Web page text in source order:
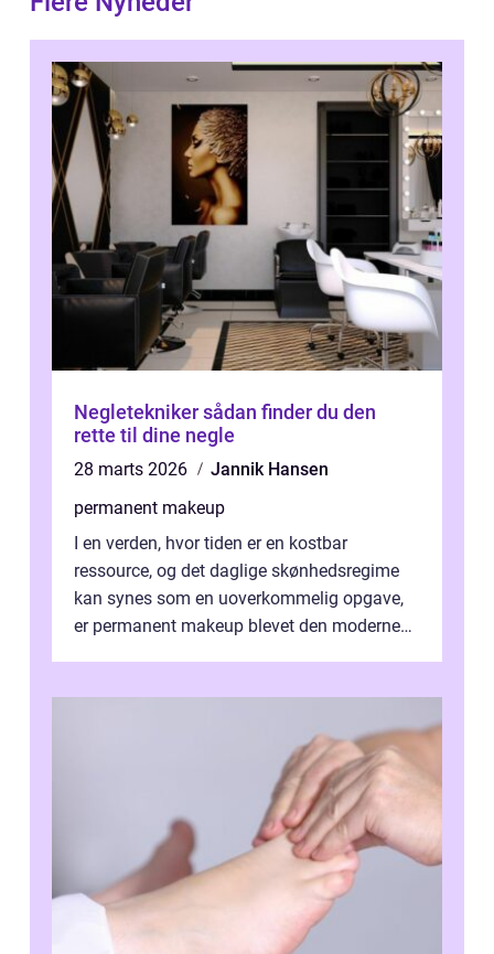
Negletekniker sådan finder du den
rette til dine negle
28 marts 2026
Jannik Hansen
permanent makeup
I en verden, hvor tiden er en kostbar
ressource, og det daglige skønhedsregime
kan synes som en uoverkommelig opgave,
er permanent makeup blevet den moderne